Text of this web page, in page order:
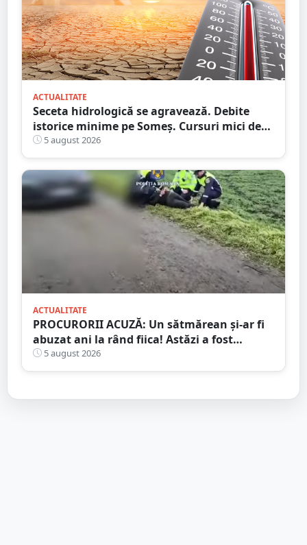
ACTUALITATE
Seceta hidrologică se agravează. Debite
istorice minime pe Someș. Cursuri mici de
ape au secat
5 august 2026
ACTUALITATE
PROCURORII ACUZĂ: Un sătmărean și-ar fi
abuzat ani la rând fiica! Astăzi a fost
arestat!
5 august 2026